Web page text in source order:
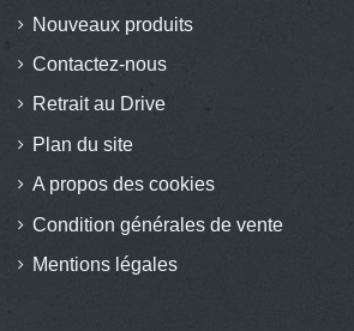
Nouveaux produits
Contactez-nous
Retrait au Drive
Plan du site
A propos des cookies
Condition générales de vente
Mentions légales